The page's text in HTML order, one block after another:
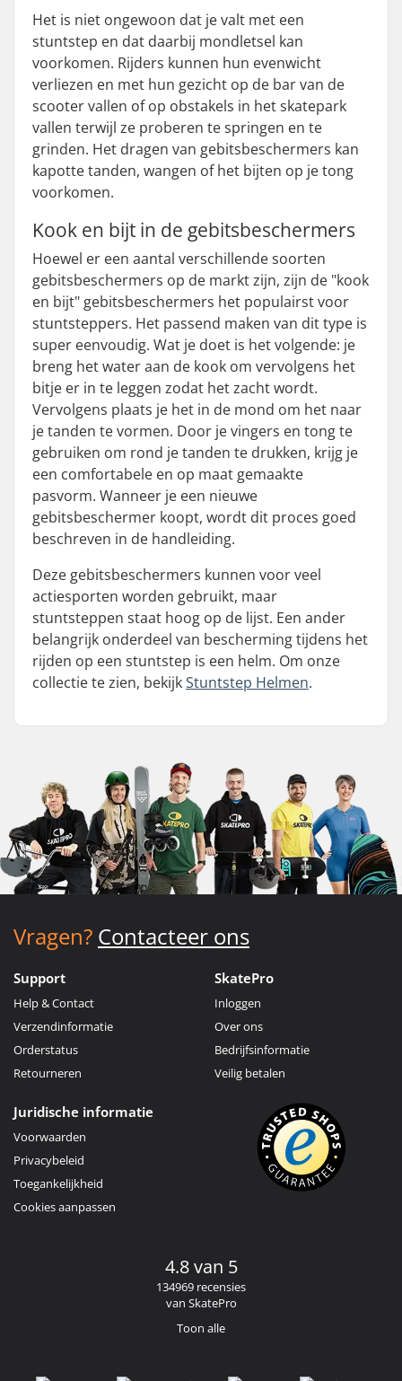
Het is niet ongewoon dat je valt met een
stuntstep en dat daarbij mondletsel kan
voorkomen. Rijders kunnen hun evenwicht
verliezen en met hun gezicht op de bar van de
scooter vallen of op obstakels in het skatepark
vallen terwijl ze proberen te springen en te
grinden. Het dragen van gebitsbeschermers kan
kapotte tanden, wangen of het bijten op je tong
voorkomen.
Kook en bijt in de gebitsbeschermers
Hoewel er een aantal verschillende soorten
gebitsbeschermers op de markt zijn, zijn de "kook
en bijt" gebitsbeschermers het populairst voor
stuntsteppers. Het passend maken van dit type is
super eenvoudig. Wat je doet is het volgende: je
breng het water aan de kook om vervolgens het
bitje er in te leggen zodat het zacht wordt.
Vervolgens plaats je het in de mond om het naar
je tanden te vormen. Door je vingers en tong te
gebruiken om rond je tanden te drukken, krijg je
een comfortabele en op maat gemaakte
pasvorm. Wanneer je een nieuwe
gebitsbeschermer koopt, wordt dit proces goed
beschreven in de handleiding.
Deze gebitsbeschermers kunnen voor veel
actiesporten worden gebruikt, maar
stuntsteppen staat hoog op de lijst. Een ander
belangrijk onderdeel van bescherming tijdens het
rijden op een stuntstep is een helm. Om onze
collectie te zien, bekijkStuntstep Helmen.
Vragen? Contacteer ons
Support
Help & Contact
Verzendinformatie
Orderstatus
Retourneren
SkatePro
Inloggen
Over ons
Bedrijfsinformatie
Veilig betalen
Juridische informatie
Voorwaarden
Privacybeleid
Toegankelijkheid
Cookies aanpassen
4.8 van 5
134969 recensies
van SkatePro
Toon alle